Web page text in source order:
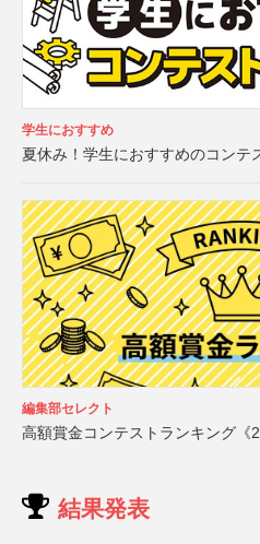
学生におすすめ
夏休み！学生におすすめのコンテ
編集部セレクト
高額賞金コンテストランキング《
結果発表